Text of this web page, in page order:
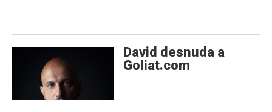
David desnuda a
Goliat.com